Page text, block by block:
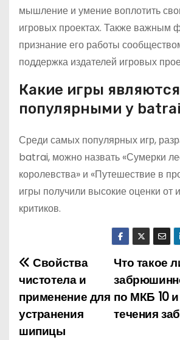
мышление и умение воплотить
игровых проектах. Также важным
признание его работы
поддержка издателей игровых
Какие игры
популярными у
Среди самых популярных игр,
batrai, можно назвать «Сумерки
королевства» и «Путешествие в
игры получили высокие оценки от
критиков.
Н
а
в
Что такое
по МКБ 10
течения
Свойства
чистотела и
применение для
устранения
шипицы